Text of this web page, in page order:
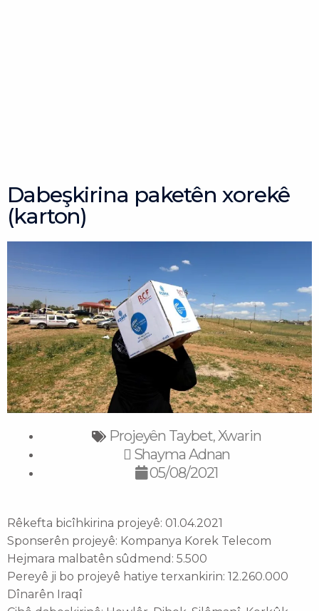
Dabeşkirina paketên xorekê
(karton)
Projeyên Taybet, Xwarin
Shayma Adnan
05/08/2021
Rêkefta bicîhkirina projeyê: 01.04.2021
Sponserên projeyê: Kompanya Korek Telecom
Hejmara malbatên sûdmend: 5.500
Pereyê ji bo projeyê hatiye terxankirin: 12.260.000
Dînarên Iraqî